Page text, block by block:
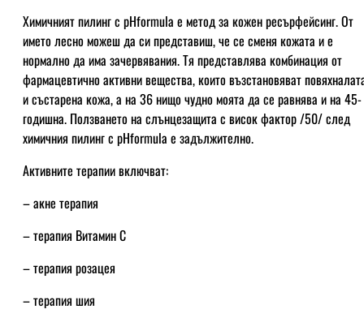
Химичният пилинг с pHformula е метод за кожен ресърфейсинг. От
името лесно можеш да си представиш, че се сменя кожата и е
нормално да има зачервявания. Тя представлява комбинация от
фармацевтично активни вещества, които възстановяват
и състарена кожа, а на 36 нищо чудно моята да се равнява и на 45-
годишна. Ползването на слънцезащита с висок фактор /50/ след
химичния пилинг с pHformula е задължително.
Активните терапии включват:
– акне терапия
– терапия Витамин C
– терапия розацея
– терапия шия